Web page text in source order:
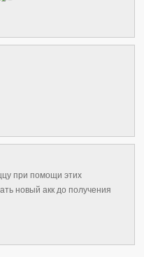
при помощи этих
новый акк до получения